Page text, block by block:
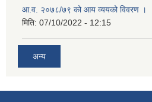
आ.व. २०७८/७९ को आय व्ययको विवरण ।
मिति: 07/10/2022 - 12:15
अन्य